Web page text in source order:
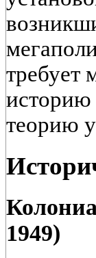
требует
историю
теорию
1949)